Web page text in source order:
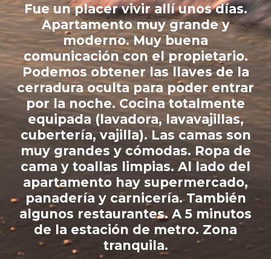
Fue un placer vivir allí unos días.
Apartamento muy grande y
moderno. Muy buena
comunicación con el propietario.
Podemos obtener las llaves de la
cerradura oculta para poder entrar
por la noche. Cocina totalmente
equipada (lavadora, lavavajillas,
cubertería, vajilla). Las camas son
muy grandes y cómodas. Ropa de
cama y toallas limpias. Al lado del
apartamento hay supermercado,
panadería y carnicería. También
algunos restaurantes. A 5 minutos
de la estación de metro. Zona
tranquila.